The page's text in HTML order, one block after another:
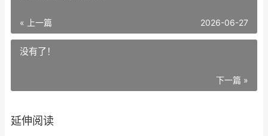
« 上一篇 2026-06-27
没有了！
下一篇 »
延伸阅读